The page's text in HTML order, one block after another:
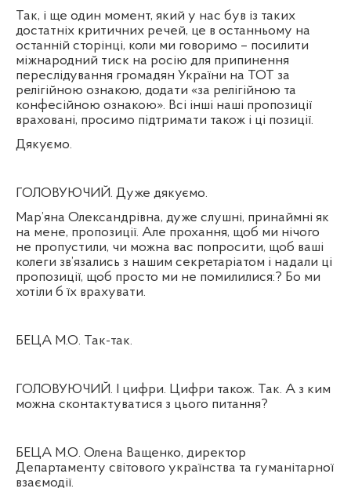
Так, і ще один момент, який у нас був із таких
достатніх критичних речей, це в останньому на
останній сторінці, коли ми говоримо – посилити
міжнародний тиск на росію для припинення
переслідування громадян України на ТОТ за
релігійною ознакою, додати «за релігійною та
конфесійною ознакою». Всі інші наші пропозиції
враховані, просимо підтримати також і ці позиції.
Дякуємо.
ГОЛОВУЮЧИЙ. Дуже дякуємо.
Мар’яна Олександрівна, дуже слушні, принаймні як
на мене, пропозиції. Але прохання, щоб ми нічого
не пропустили, чи можна вас попросити, щоб ваші
колеги зв’язались з нашим секретаріатом і надали ці
пропозиції, щоб просто ми не помилилися:? Бо ми
хотіли б їх врахувати.
БЕЦА М.О. Так-так.
ГОЛОВУЮЧИЙ. І цифри. Цифри також. Так. А з ким
можна сконтактуватися з цього питання?
БЕЦА М.О. Олена Ващенко, директор
Департаменту світового українства та гуманітарної
взаємодії.